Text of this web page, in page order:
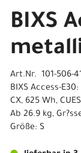
BIXS
Art.Nr. 101-506-
BIXS Access-
CX, 625 Wh,
Ab 26.9 kg,
Größe: S